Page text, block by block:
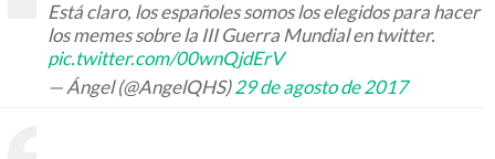
Está claro, los españoles somos los elegidos para hacer
los memes sobre la III Guerra Mundial en twitter.
pic.twitter.com/00wnQjdErV
— Ángel (@AngelQHS)29 de agosto de 2017